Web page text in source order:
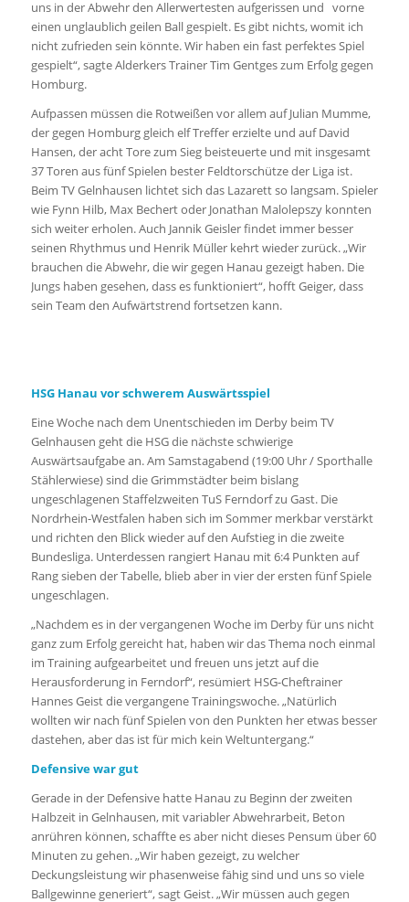
uns in der Abwehr den Allerwertesten aufgerissen und vorne
einen unglaublich geilen Ball gespielt. Es gibt nichts, womit ich
nicht zufrieden sein könnte. Wir haben ein fast perfektes Spiel
gespielt“, sagte Alderkers Trainer Tim Gentges zum Erfolg gegen
Homburg.
Aufpassen müssen die Rotweißen vor allem auf Julian Mumme,
der gegen Homburg gleich elf Treffer erzielte und auf David
Hansen, der acht Tore zum Sieg beisteuerte und mit insgesamt
37 Toren aus fünf Spielen bester Feldtorschütze der Liga ist.
Beim TV Gelnhausen lichtet sich das Lazarett so langsam. Spieler
wie Fynn Hilb, Max Bechert oder Jonathan Malolepszy konnten
sich weiter erholen. Auch Jannik Geisler findet immer besser
seinen Rhythmus und Henrik Müller kehrt wieder zurück. „Wir
brauchen die Abwehr, die wir gegen Hanau gezeigt haben. Die
Jungs haben gesehen, dass es funktioniert“, hofft Geiger, dass
sein Team den Aufwärtstrend fortsetzen kann.
HSG Hanau vor schwerem Auswärtsspiel
Eine Woche nach dem Unentschieden im Derby beim TV
Gelnhausen geht die HSG die nächste schwierige
Auswärtsaufgabe an. Am Samstagabend (19:00 Uhr / Sporthalle
Stählerwiese) sind die Grimmstädter beim bislang
ungeschlagenen Staffelzweiten TuS Ferndorf zu Gast. Die
Nordrhein-Westfalen haben sich im Sommer merkbar verstärkt
und richten den Blick wieder auf den Aufstieg in die zweite
Bundesliga. Unterdessen rangiert Hanau mit 6:4 Punkten auf
Rang sieben der Tabelle, blieb aber in vier der ersten fünf Spiele
ungeschlagen.
„Nachdem es in der vergangenen Woche im Derby für uns nicht
ganz zum Erfolg gereicht hat, haben wir das Thema noch einmal
im Training aufgearbeitet und freuen uns jetzt auf die
Herausforderung in Ferndorf“, resümiert HSG-Cheftrainer
Hannes Geist die vergangene Trainingswoche. „Natürlich
wollten wir nach fünf Spielen von den Punkten her etwas besser
dastehen, aber das ist für mich kein Weltuntergang.“
Defensive war gut
Gerade in der Defensive hatte Hanau zu Beginn der zweiten
Halbzeit in Gelnhausen, mit variabler Abwehrarbeit, Beton
anrühren können, schaffte es aber nicht dieses Pensum über 60
Minuten zu gehen. „Wir haben gezeigt, zu welcher
Deckungsleistung wir phasenweise fähig sind und uns so viele
Ballgewinne generiert“, sagt Geist. „Wir müssen auch gegen